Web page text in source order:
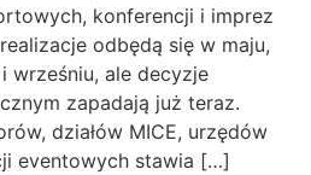
konferencji i imprez
odbędą się w maju,
wrześniu, ale decyzje
zapadają już teraz.
działów MICE, urzędów
eventowych stawia […]